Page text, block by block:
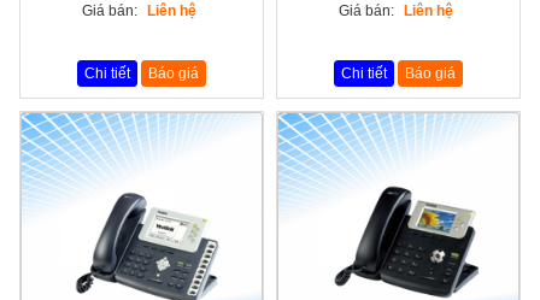
Giá bán: Liên hệ
Chi tiết Báo giá
Giá bán: Liên hệ
Chi tiết Báo giá